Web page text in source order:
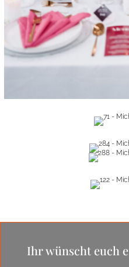
Ihr wünscht euch